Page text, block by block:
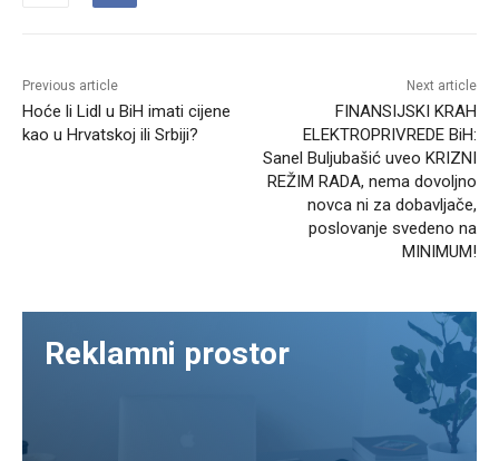
Previous article
Hoće li Lidl u BiH imati cijene
kao u Hrvatskoj ili Srbiji?
Next article
FINANSIJSKI KRAH
ELEKTROPRIVREDE BiH:
Sanel Buljubašić uveo KRIZNI
REŽIM RADA, nema dovoljno
novca ni za dobavljače,
poslovanje svedeno na
MINIMUM!
Reklamni prostor